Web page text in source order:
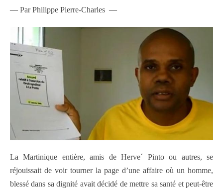
— Par Philippe Pierre-Charles —
La Martinique entière, amis de Herve´ Pinto ou autres, se
réjouissait de voir tourner la page d’une affaire où un homme,
blessé dans sa dignité avait décidé de mettre sa santé et peut-être